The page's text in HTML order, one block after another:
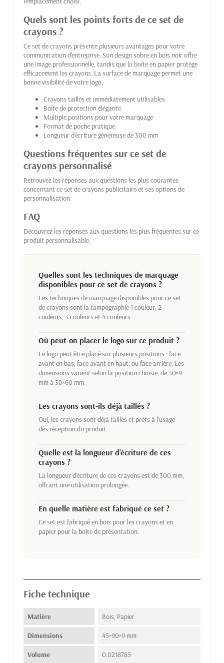
Quels sont les points forts de ce set de
crayons ?
Ce set de crayons présente plusieurs avantages pour votre
communication d'entreprise. Son design sobre en bois noir offre
une image professionnelle, tandis que la boîte en papier protège
efficacement les crayons. La surface de marquage permet une
bonne visibilité de votre logo.
Crayons taillés et immédiatement utilisables
Boîte de protection élégante
Multiple positions pour votre marquage
Format de poche pratique
Longueur d'écriture généreuse de 300 mm
Questions fréquentes sur ce set de
crayons personnalisé
Retrouvez les réponses aux questions les plus courantes
concernant ce set de crayons publicitaire et ses options de
personnalisation.
FAQ
Découvrez les réponses aux questions les plus fréquentes sur ce
produit personnalisable.
Quelles sont les techniques de marquage
disponibles pour ce set de crayons ?
Les techniques de marquage disponibles pour ce set
de crayons sont la tampographie 1 couleur, 2
couleurs, 3 couleurs et 4 couleurs.
Où peut-on placer le logo sur ce produit ?
Le logo peut être placé sur plusieurs positions : face
avant en bas, face avant en haut, ou face arrière. Les
dimensions varient selon la position choisie, de 30×9
mm à 30×60 mm.
Les crayons sont-ils déjà taillés ?
Oui, les crayons sont déjà taillés et prêts à l'usage
dès réception du produit.
Quelle est la longueur d'écriture de ces
crayons ?
La longueur d'écriture de ces crayons est de 300 mm,
offrant une utilisation prolongée.
En quelle matière est fabriqué ce set ?
Ce set est fabriqué en bois pour les crayons et en
papier pour la boîte de présentation.
Fiche technique
Matière Bois, Papier
Dimensions 45×90×9 mm
Volume 0.0218785